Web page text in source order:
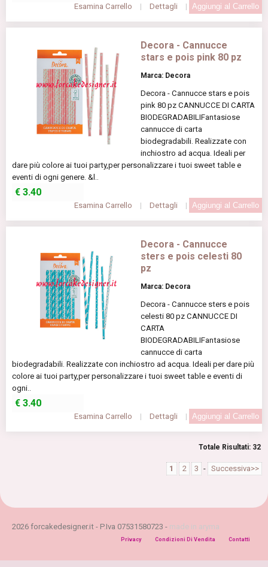
Esamina Carrello | Dettagli |
Decora - Cannucce
stars e pois pink 80 pz
Marca: Decora
Decora - Cannucce stars e pois
pink 80 pz CANNUCCE DI CARTA
BIODEGRADABILIFantasiose
cannucce di carta
biodegradabili. Realizzate con
inchiostro ad acqua. Ideali per
dare più colore ai tuoi party,per personalizzare i tuoi sweet table e
eventi di ogni genere. &l..
€ 3.40
Esamina Carrello | Dettagli |
Decora - Cannucce
sters e pois celesti 80
pz
Marca: Decora
Decora - Cannucce sters e pois
celesti 80 pz CANNUCCE DI
CARTA
BIODEGRADABILIFantasiose
cannucce di carta
biodegradabili. Realizzate con inchiostro ad acqua. Ideali per dare più
colore ai tuoi party,per personalizzare i tuoi sweet table e eventi di
ogni..
€ 3.40
Esamina Carrello | Dettagli |
Totale Risultati: 32
1 2 3 - Successiva>>
2026 forcakedesigner.it - P.Iva 07531580723 - made in aryma
Privacy Condizioni Di Vendita Contatti